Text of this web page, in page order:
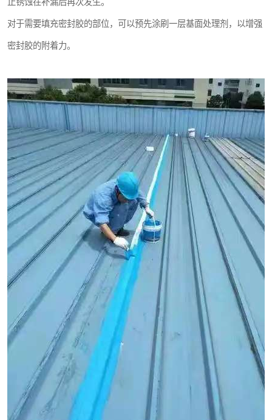
对于需要填充密封胶的部位，可以预先涂刷一层基面处理剂，以增强
密封胶的附着力。